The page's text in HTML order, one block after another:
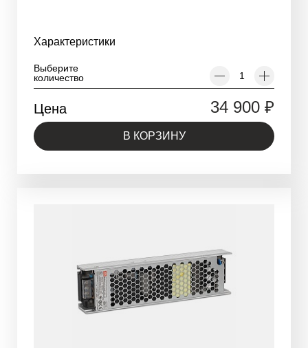
Характеристики
Выберите
количество
Цена 34 900 ₽
В КОРЗИНУ